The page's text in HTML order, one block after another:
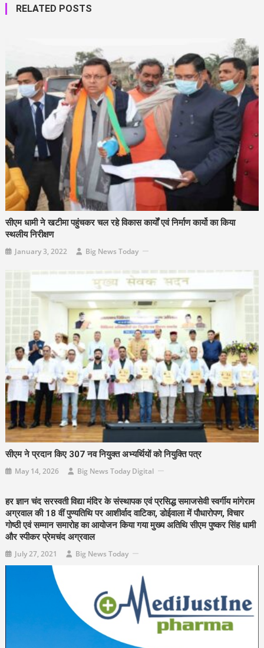
RELATED POSTS
सीएम धामी ने खटीमा पहुंचकर चल रहे विकास कार्यों एवं निर्माण कार्यो का किया
स्थलीय निरीक्षण
January 3, 2022 Big News Today
सीएम ने प्रदान किए 307 नव नियुक्त अभ्यर्थियों को नियुक्ति पत्र
May 14, 2026 Big News Today Digital
हर ज्ञान चंद सरस्वती विद्या मंदिर के संस्थापक एवं प्रसिद्ध समाजसेवी स्वर्गीय मांगेराम
अग्रवाल की 18 वीं पुण्यतिथि पर आशीर्वाद वाटिका, डोईवाला में पौधारोपण, विचार
गोष्ठी एवं सम्मान समारोह का आयोजन किया गया मुख्य अतिथि सीएम पुष्कर सिंह धामी
और स्पीकर प्रेमचंद अग्रवाल
July 27, 2021 Big News Today